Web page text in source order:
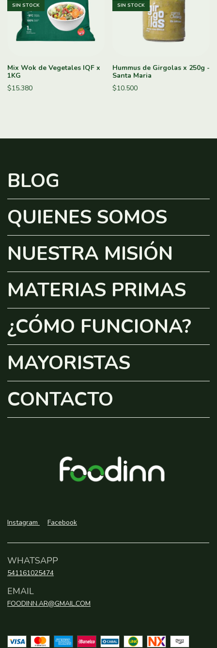
SIN STOCK
Mix Wok de Vegetales IQF x
1KG
$15.380
SIN STOCK
Hummus de Girgolas x 250g -
Santa Maria
$10.500
BLOG
QUIENES SOMOS
NUESTRA MISIÓN
MATERIAS PRIMAS
¿CÓMO FUNCIONA?
MAYORISTAS
CONTACTO
Instagram Facebook
WHATSAPP
541161025474
EMAIL
FOODINN.AR@GMAIL.COM